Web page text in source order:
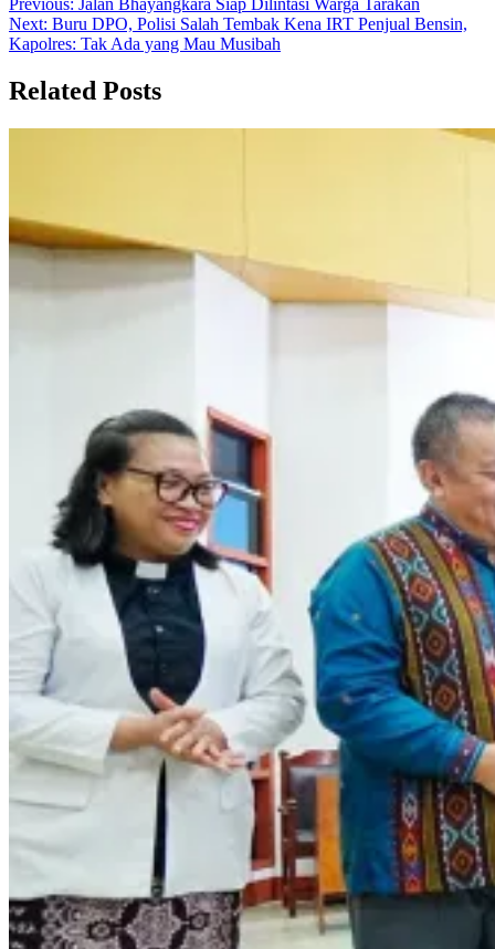
Previous: Jalan Bhayangkara Siap Dilintasi Warga Tarakan
Next: Buru DPO, Polisi Salah Tembak Kena IRT Penjual Bensin,
Kapolres: Tak Ada yang Mau Musibah
Related Posts